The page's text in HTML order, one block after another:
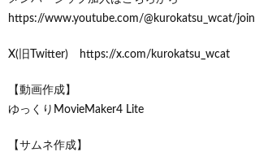
https://www.youtube.com/@kurokatsu_wcat/join
X(旧Twitter) https://x.com/kurokatsu_wcat
【動画作成】
ゆっくりMovieMaker4 Lite
【サムネ作成】